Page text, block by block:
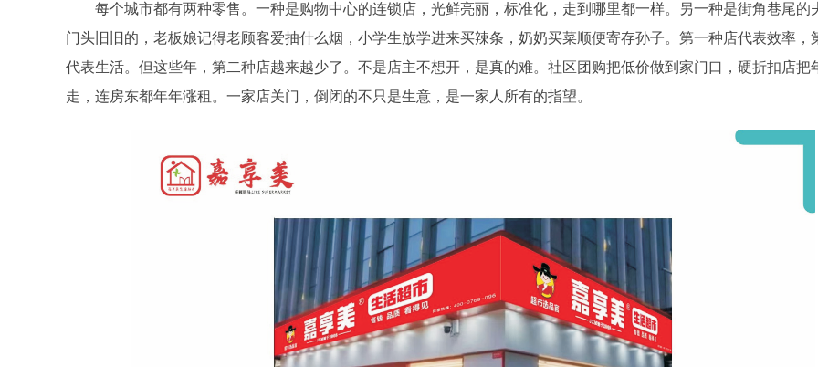
每个城市都有两种零售。一种是购物中心的连锁店，光鲜亮丽，标准化，走到哪里都一样。另一种是街角巷尾的
门头旧旧的，老板娘记得老顾客爱抽什么烟，小学生放学进来买辣条，奶奶买菜顺便寄存孙子。第一种店代表效率，
代表生活。但这些年，第二种店越来越少了。不是店主不想开，是真的难。社区团购把低价做到家门口，硬折扣店把
走，连房东都年年涨租。一家店关门，倒闭的不只是生意，是一家人所有的指望。